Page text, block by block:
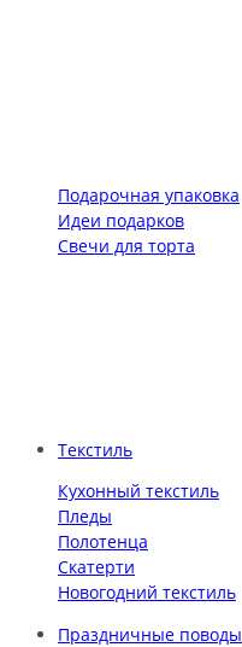
Подарочная упаковка
Идеи подарков
Свечи для торта
Текстиль
Кухонный текстиль
Пледы
Полотенца
Скатерти
Новогодний текстиль
Праздничные поводы